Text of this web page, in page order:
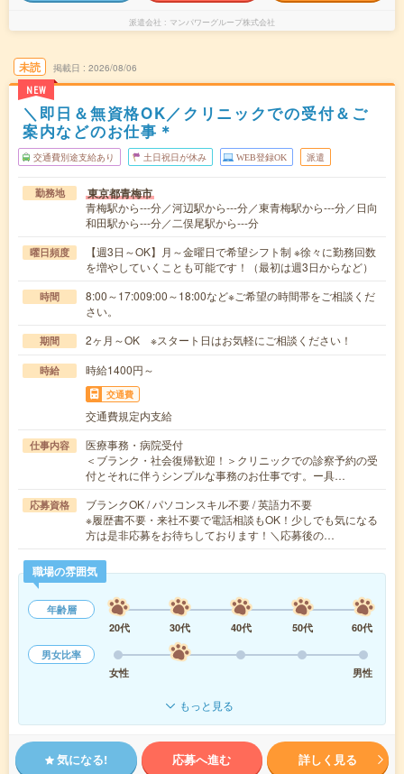
派遣会社 マンパワーグループ株式会社
未読
NEW
掲載日 2026/08/06
＼即日＆無資格OK／クリニックでの受付＆ご
案内などのお仕事＊
交通費別途支給あり 土日祝日が休み WEB登録OK 派遣
勤務地 東京都青梅市
青梅駅から---分／河辺駅から---分／東青梅駅から---分／日向
和田駅から---分／二俣尾駅から---分
曜日頻度
【週3日～OK】月～金曜日で希望シフト制 ※徐々に勤務回数
を増やしていくことも可能です！（最初は週3日からなど）
時間
8:00～17:009:00～18:00など※ご希望の時間帯をご相談くだ
さい。
期間 2ヶ月～OK ※スタート日はお気軽にご相談ください！
時給 時給1400円～
交通費
交通費規定内支給
仕事内容
医療事務・病院受付
＜ブランク・社会復帰歓迎！＞クリニックでの診察予約の受
付とそれに伴うシンプルな事務のお仕事です。ー具…
応募資格
ブランクOK / パソコンスキル不要 / 英語力不要
※履歴書不要・来社不要で電話相談もOK！少しでも気になる
方は是非応募をお待ちしております！＼応募後の…
職場の雰囲気
年齢層
20代
30代 40代 50代
60代
男女比率
女性
男性
もっと見る
気になる! 応募へ進む 詳しく見る